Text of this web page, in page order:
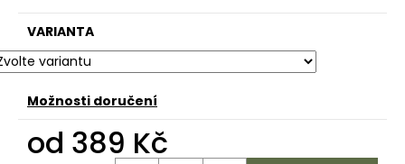
VARIANTA
Možnosti doručení
od 389 Kč
u
j
e
e